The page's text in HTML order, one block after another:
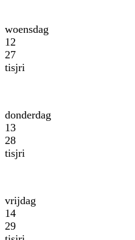
woensdag
12
27
tisjri
donderdag
13
28
tisjri
vrijdag
14
29